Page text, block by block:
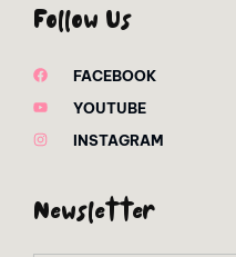
Follow Us
FACEBOOK
YOUTUBE
INSTAGRAM
Newsletter